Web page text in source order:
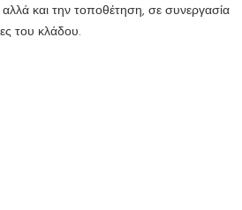
και την τοποθέτηση, σε συνεργασία
του κλάδου.